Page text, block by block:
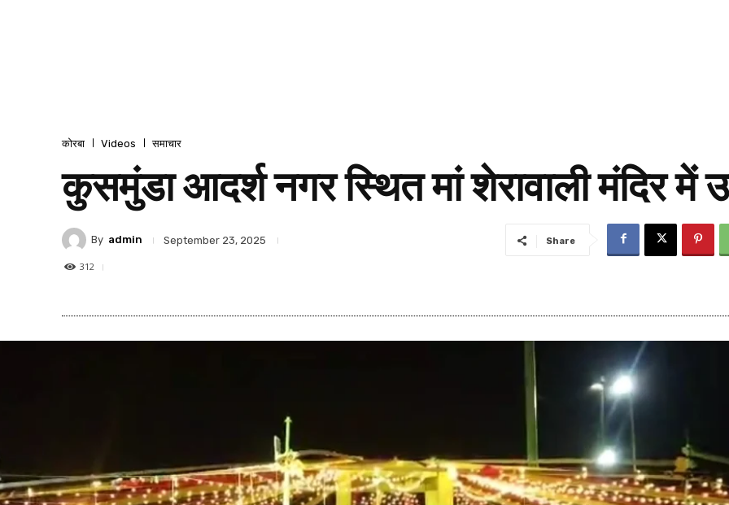
कोरबा Videos समाचार
कुसमुंडा आदर्श नगर स्थित मां शेरावाली मंदिर में
By admin September 23, 2025
312
Share